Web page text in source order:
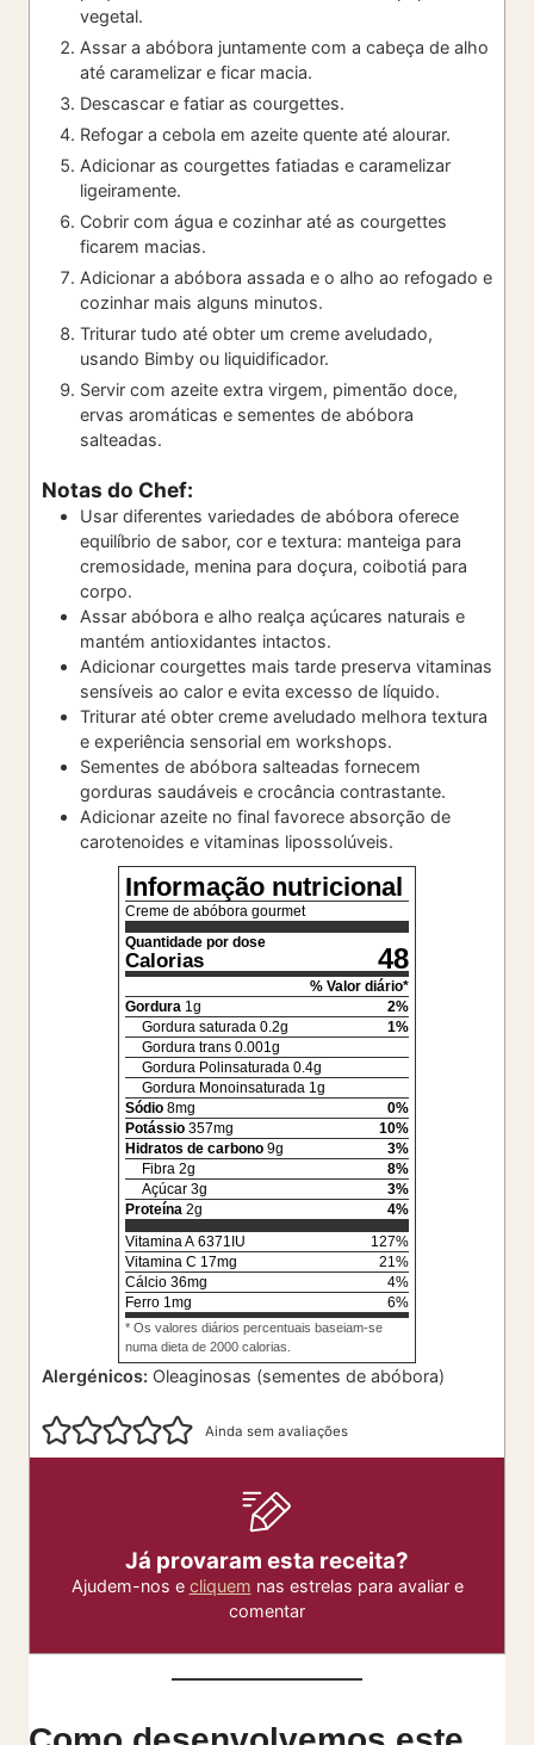
vegetal.
Assar a abóbora juntamente com a cabeça de alho
até caramelizar e ficar macia.
Descascar e fatiar as courgettes.
Refogar a cebola em azeite quente até alourar.
Adicionar as courgettes fatiadas e caramelizar
ligeiramente.
Cobrir com água e cozinhar até as courgettes
ficarem macias.
Adicionar a abóbora assada e o alho ao refogado e
cozinhar mais alguns minutos.
Triturar tudo até obter um creme aveludado,
usando Bimby ou liquidificador.
Servir com azeite extra virgem, pimentão doce,
ervas aromáticas e sementes de abóbora
salteadas.
Notas do Chef:
Usar diferentes variedades de abóbora oferece
equilíbrio de sabor, cor e textura: manteiga para
cremosidade, menina para doçura, coibotiá para
corpo.
Assar abóbora e alho realça açúcares naturais e
mantém antioxidantes intactos.
Adicionar courgettes mais tarde preserva vitaminas
sensíveis ao calor e evita excesso de líquido.
Triturar até obter creme aveludado melhora textura
e experiência sensorial em workshops.
Sementes de abóbora salteadas fornecem
gorduras saudáveis e crocância contrastante.
Adicionar azeite no final favorece absorção de
carotenoides e vitaminas lipossolúveis.
Informação nutricional
Creme de abóbora gourmet
Quantidade por dose
Calorias 48
% Valor diário*
Gordura 1g 2%
Gordura saturada 0.2g 1%
Gordura trans 0.001g
Gordura Polinsaturada 0.4g
Gordura Monoinsaturada 1g
Sódio 8mg 0%
Potássio 357mg 10%
Hidratos de carbono 9g 3%
Fibra 2g 8%
Açúcar 3g 3%
Proteína 2g 4%
Vitamina A 6371 IU 127%
Vitamina C 17mg 21%
Cálcio 36mg 4%
Ferro 1mg 6%
* Os valores diários percentuais baseiam-se
numa dieta de 2000 calorias.
Alergénicos: Oleaginosas (sementes de abóbora)
Ainda sem avaliações
Já provaram esta receita?
Ajudem-nos e cliquem nas estrelas para avaliar e
comentar